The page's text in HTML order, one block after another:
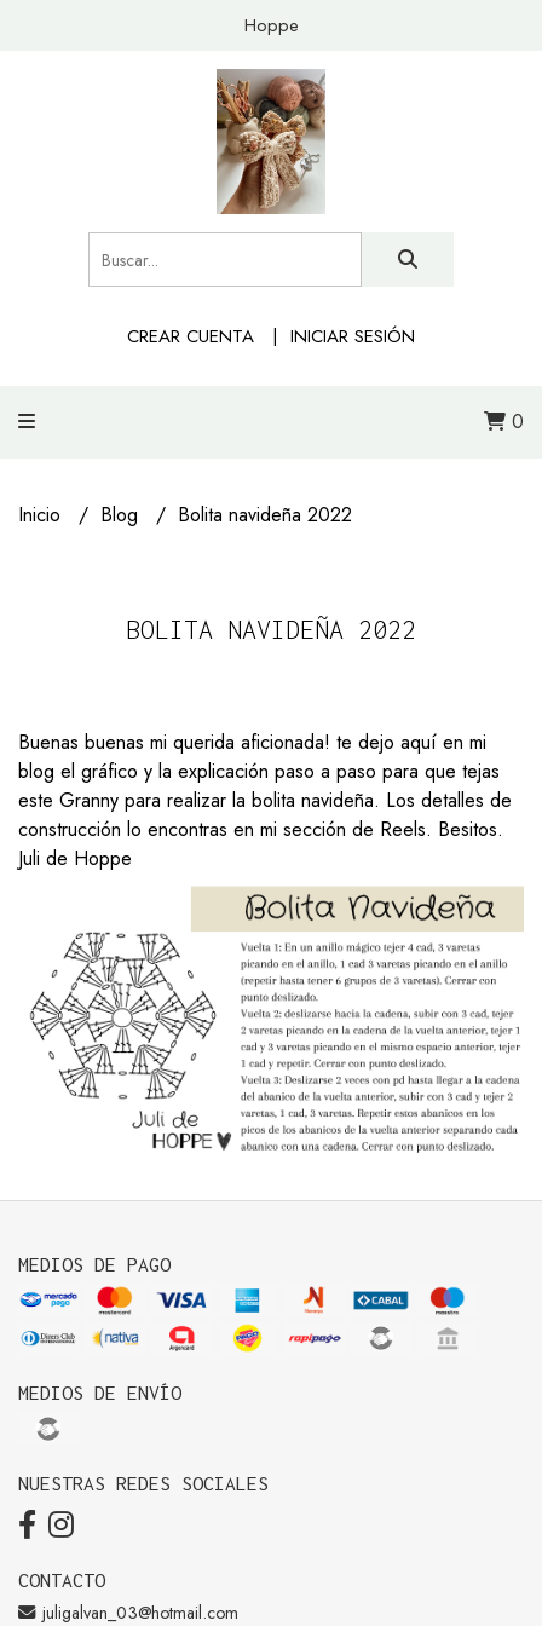
Hoppe
CREAR CUENTA INICIAR SESIÓN
0
Inicio Blog Bolita navideña 2022
BOLITA NAVIDEÑA 2022
Buenas buenas mi querida aficionada! te dejo aquí en mi
blog el gráfico y la explicación paso a paso para que tejas
este Granny para realizar la bolita navideña. Los detalles de
construcción lo encontras en mi sección de Reels. Besitos.
Juli de Hoppe
MEDIOS DE PAGO
MEDIOS DE ENVÍO
NUESTRAS REDES SOCIALES
CONTACTO
juligalvan_03@hotmail.com